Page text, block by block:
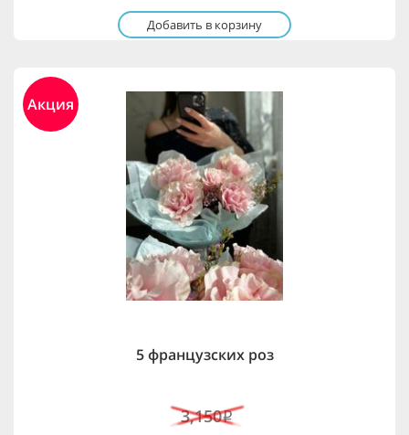
Добавить в корзину
Акция
5 французских роз
3,150i